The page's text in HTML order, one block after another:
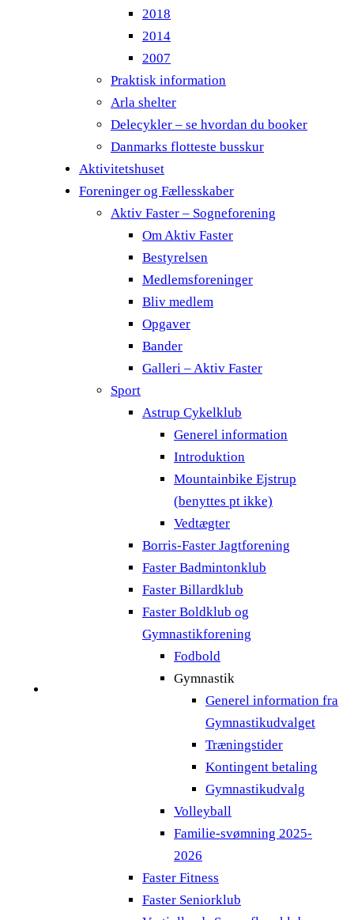
2018
2014
2007
Praktisk information
Arla shelter
Delecykler – se hvordan du booker
Danmarks flotteste busskur
Aktivitetshuset
Foreninger og Fællesskaber
Aktiv Faster – Sogneforening
Om Aktiv Faster
Bestyrelsen
Medlemsforeninger
Bliv medlem
Opgaver
Bander
Galleri – Aktiv Faster
Sport
Astrup Cykelklub
Generel information
Introduktion
Mountainbike Ejstrup
(benyttes pt ikke)
Vedtægter
Borris-Faster Jagtforening
Faster Badmintonklub
Faster Billardklub
Faster Boldklub og
Gymnastikforening
Fodbold
Gymnastik
Generel information fra
Gymnastikudvalget
Træningstider
Kontingent betaling
Gymnastikudvalg
Volleyball
Familie-svømning 2025-
2026
Faster Fitness
Faster Seniorklub